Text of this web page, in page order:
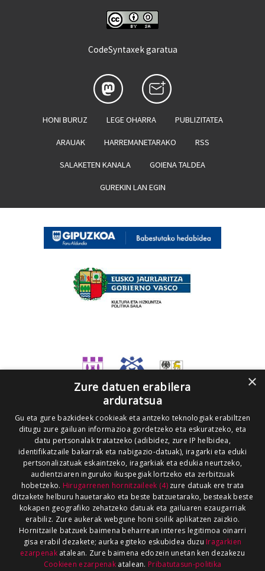
CodeSyntaxek garatua
HONI BURUZ LEGE OHARRA PUBLIZITATEA
ARAUAK HARREMANETARAKO RSS
SALAKETEN KANALA GOIENA TALDEA
GUREKIN LAN EGIN
×
Zure datuen erabilera
arduratsua
Gu eta gure bazkideek cookieak eta antzeko teknologiak erabiltzen
ditugu zure gailuan informazioa gordetzeko eta eskuratzeko, eta
datu pertsonalak tratatzeko (adibidez, zure IP helbidea,
identifikatzaile bakarrak eta nabigazio-datuak), iragarki eta eduki
pertsonalizatuak eskaintzeko, iragarkiak eta edukia neurtzeko,
audientziaren inguruko ikuspegiak lortzeko eta zerbitzuak
hobetzeko. Hirugarrenen hornitzaileek (4)zure datuak ere trata
ditzakete helburu hauetarako eta beste batzuetarako, besteak beste
kokapen geografiko zehatzeko datuak eta gailuaren ezaugarriak
erabiliz. Zure aukerak webgune honi soilik aplikatzen zaizkio.
Hornitzaile batzuek baimena beharrean interes legitimoa oinarri
gisa erabil dezakete; aurka egiteko eskubidea duzu Iragarkien
ezarpenakatalean. Zure baimena edozein unetan ken dezakezu
Cookieen ezarpenak atalean. Pribatutasun-politika